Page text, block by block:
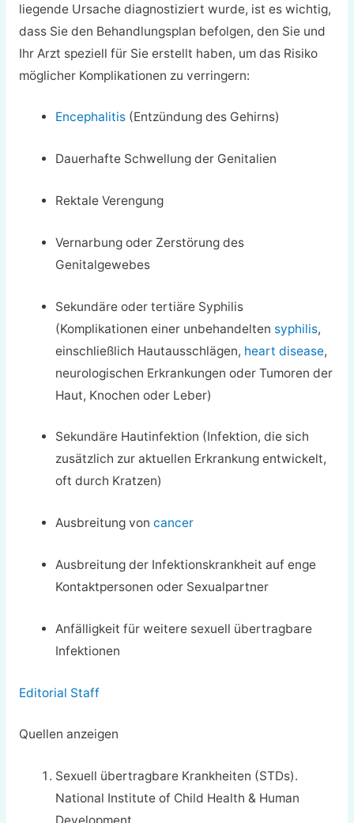
liegende Ursache diagnostiziert wurde, ist es wichtig,
dass Sie den Behandlungsplan befolgen, den Sie und
Ihr Arzt speziell für Sie erstellt haben, um das Risiko
möglicher Komplikationen zu verringern:
Encephalitis (Entzündung des Gehirns)
Dauerhafte Schwellung der Genitalien
Rektale Verengung
Vernarbung oder Zerstörung des
Genitalgewebes
Sekundäre oder tertiäre Syphilis
(Komplikationen einer unbehandelten syphilis,
einschließlich Hautausschlägen, heart disease,
neurologischen Erkrankungen oder Tumoren der
Haut, Knochen oder Leber)
Sekundäre Hautinfektion (Infektion, die sich
zusätzlich zur aktuellen Erkrankung entwickelt,
oft durch Kratzen)
Ausbreitung voncancer
Ausbreitung der Infektionskrankheit auf enge
Kontaktpersonen oder Sexualpartner
Anfälligkeit für weitere sexuell übertragbare
Infektionen
Editorial Staff
Quellen anzeigen
Sexuell übertragbare Krankheiten (STDs).
National Institute of Child Health & Human